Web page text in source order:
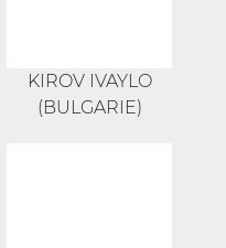
KIROV IVAYLO
(BULGARIE)